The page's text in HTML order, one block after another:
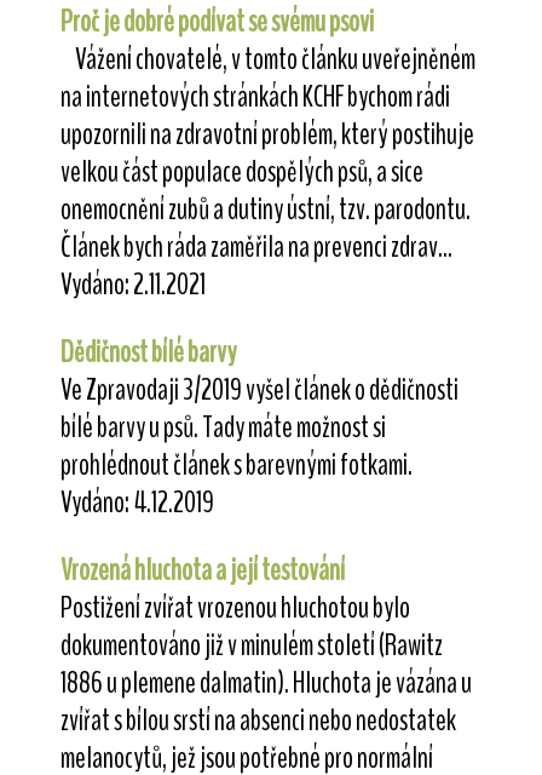
Proč je dobré podívat se svému psovi
Vážení chovatelé, v tomto článku uveřejněném
na internetových stránkách KCHF bychom rádi
upozornili na zdravotní problém, který postihuje
velkou část populace dospělých psů, a sice
onemocnění zubů a dutiny ústní, tzv. parodontu.
Článek bych ráda zaměřila na prevenci zdrav...
Vydáno: 2.11.2021
Dědičnost bílé barvy
Ve Zpravodaji 3/2019 vyšel článek o dědičnosti
bílé barvy u psů. Tady máte možnost si
prohlédnout článek s barevnými fotkami.
Vydáno: 4.12.2019
Vrozená hluchota a její testování
Postižení zvířat vrozenou hluchotou bylo
dokumentováno již v minulém století (Rawitz
1886 u plemene dalmatin). Hluchota je vázána u
zvířat s bílou srstí na absenci nebo nedostatek
melanocytů, jež jsou potřebné pro normální